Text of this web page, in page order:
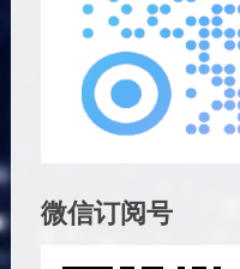
微信订阅号